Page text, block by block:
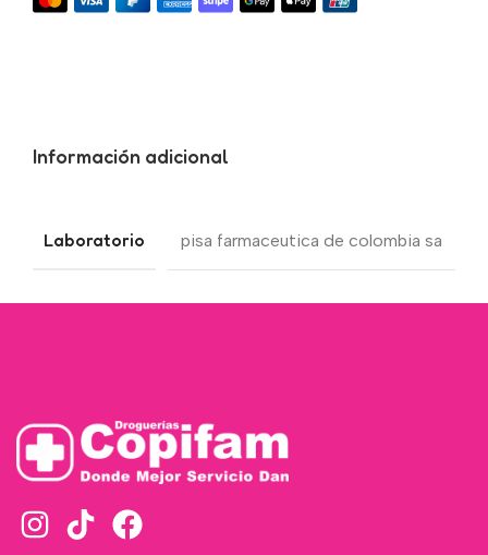
Información adicional
Laboratorio pisa farmaceutica de colombia sa